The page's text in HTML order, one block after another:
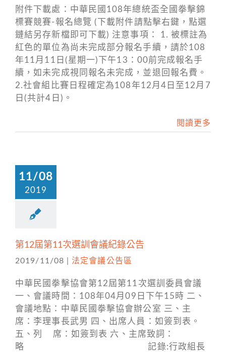
附件下載處：中華民國108年總統盃全國拳擊錦
標賽競賽-報名總覽 (下載附件請點擊右鍵，點選
鏈結另存新檔即可下載) 注意事項： 1. 被標註為
紅色的單位為尚未完成部分報名手續，請於108
年11月11日(星期一)下午13：00前完成報名手
續，如未完成視同報名未完成，並退回報名費。
2.社會組比賽日程確定為108年12月4日至12月7
日(共計4日)。
閱讀更多
11/08
2019
第12屆第11次選訓會議紀錄公告
2019/11/08 法定會議公告區
中華民國拳擊協會第12屆第11次選訓委員會議
一、會議時間：108年04月09日下午15時 二、
會議地點：中華民國拳擊協會辦公室 三、主
席：李理事長武男 四、出席人員：如簽到表。
五、列 席：如簽到表 六、主席致詞：
略 記錄:行政組長